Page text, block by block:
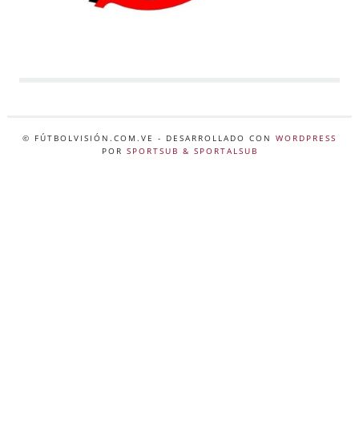
© FÚTBOLVISIÓN.COM.VE - DESARROLLADO CON WORDPRESS
POR SPORTSUB & SPORTALSUB